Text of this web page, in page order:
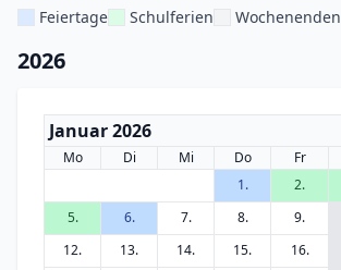
Feiertage Schulferien Wochenenden
2026
Januar 2026
Mo Di Mi Do Fr
1.
2.
5.
6. 7. 8. 9.
12.
13. 14. 15. 16.